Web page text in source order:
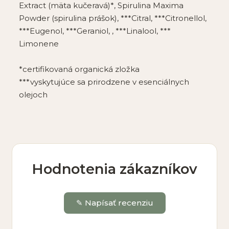
Extract (mäta kučeravá)*, Spirulina Maxima
Powder (spirulina prášok), ***Citral, ***Citronellol,
***Eugenol, ***Geraniol, , ***Linalool, ***
Limonene
*certifikovaná organická zložka
***vyskytujúce sa prirodzene v esenciálnych
olejoch
Hodnotenia zákazníkov
✎ Napísať recenziu